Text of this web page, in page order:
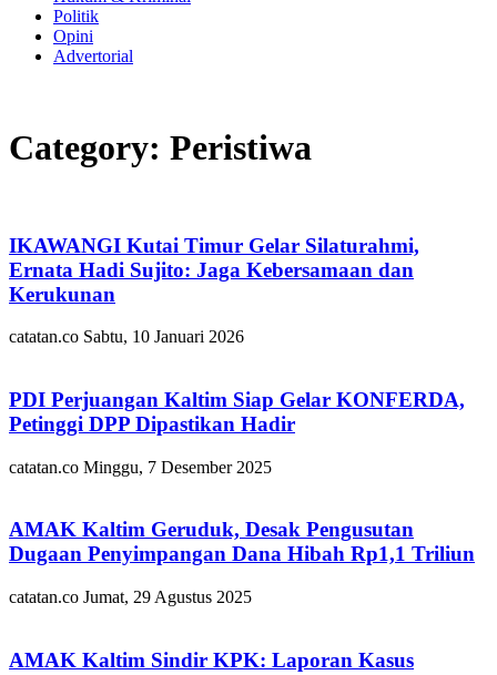
Politik
Opini
Advertorial
Category: Peristiwa
IKAWANGI Kutai Timur Gelar Silaturahmi,
Ernata Hadi Sujito: Jaga Kebersamaan dan
Kerukunan
catatan.co Sabtu, 10 Januari 2026
PDI Perjuangan Kaltim Siap Gelar KONFERDA,
Petinggi DPP Dipastikan Hadir
catatan.co Minggu, 7 Desember 2025
AMAK Kaltim Geruduk, Desak Pengusutan
Dugaan Penyimpangan Dana Hibah Rp1,1 Triliun
catatan.co Jumat, 29 Agustus 2025
AMAK Kaltim Sindir KPK: Laporan Kasus